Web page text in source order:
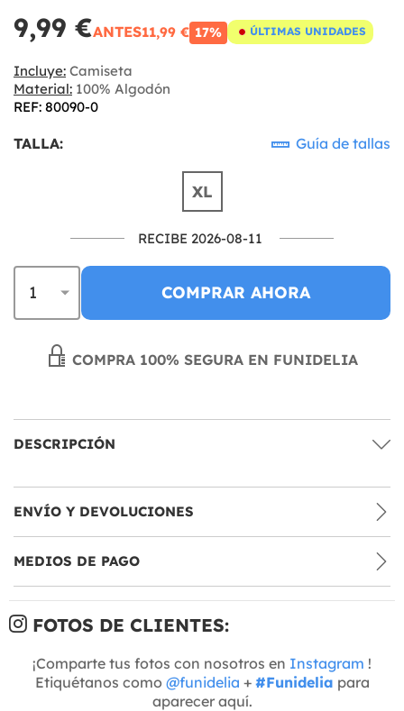
9,99 €ANTES11,99 € 17% ÚLTIMAS UNIDADES
Incluye: Camiseta
Material: 100% Algodón
REF: 80090-0
TALLA: Guía de tallas
XL
RECIBE 2026-08-11
COMPRAR AHORA
COMPRA 100% SEGURA EN FUNIDELIA
DESCRIPCIÓN
ENVÍO Y DEVOLUCIONES
MEDIOS DE PAGO
FOTOS DE CLIENTES:
¡Comparte tus fotos con nosotros en Instagram !
Etiquétanos como @funidelia + #Funidelia para
aparecer aquí.